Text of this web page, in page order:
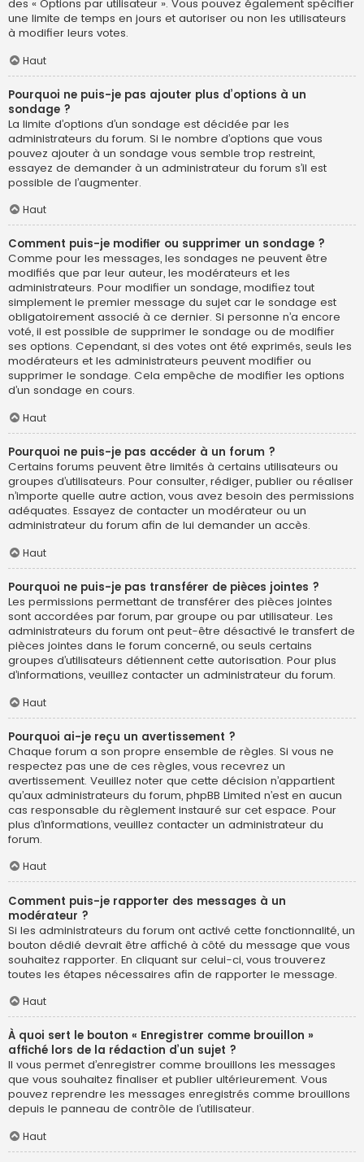
des « Options par utilisateur ». Vous pouvez également spécifier
une limite de temps en jours et autoriser ou non les utilisateurs
à modifier leurs votes.
Haut
Pourquoi ne puis-je pas ajouter plus d’options à un
sondage ?
La limite d’options d’un sondage est décidée par les
administrateurs du forum. Si le nombre d’options que vous
pouvez ajouter à un sondage vous semble trop restreint,
essayez de demander à un administrateur du forum s’il est
possible de l’augmenter.
Haut
Comment puis-je modifier ou supprimer un sondage ?
Comme pour les messages, les sondages ne peuvent être
modifiés que par leur auteur, les modérateurs et les
administrateurs. Pour modifier un sondage, modifiez tout
simplement le premier message du sujet car le sondage est
obligatoirement associé à ce dernier. Si personne n’a encore
voté, il est possible de supprimer le sondage ou de modifier
ses options. Cependant, si des votes ont été exprimés, seuls les
modérateurs et les administrateurs peuvent modifier ou
supprimer le sondage. Cela empêche de modifier les options
d’un sondage en cours.
Haut
Pourquoi ne puis-je pas accéder à un forum ?
Certains forums peuvent être limités à certains utilisateurs ou
groupes d’utilisateurs. Pour consulter, rédiger, publier ou réaliser
n’importe quelle autre action, vous avez besoin des permissions
adéquates. Essayez de contacter un modérateur ou un
administrateur du forum afin de lui demander un accès.
Haut
Pourquoi ne puis-je pas transférer de pièces jointes ?
Les permissions permettant de transférer des pièces jointes
sont accordées par forum, par groupe ou par utilisateur. Les
administrateurs du forum ont peut-être désactivé le transfert de
pièces jointes dans le forum concerné, ou seuls certains
groupes d’utilisateurs détiennent cette autorisation. Pour plus
d’informations, veuillez contacter un administrateur du forum.
Haut
Pourquoi ai-je reçu un avertissement ?
Chaque forum a son propre ensemble de règles. Si vous ne
respectez pas une de ces règles, vous recevrez un
avertissement. Veuillez noter que cette décision n’appartient
qu’aux administrateurs du forum, phpBB Limited n’est en aucun
cas responsable du règlement instauré sur cet espace. Pour
plus d’informations, veuillez contacter un administrateur du
forum.
Haut
Comment puis-je rapporter des messages à un
modérateur ?
Si les administrateurs du forum ont activé cette fonctionnalité, un
bouton dédié devrait être affiché à côté du message que vous
souhaitez rapporter. En cliquant sur celui-ci, vous trouverez
toutes les étapes nécessaires afin de rapporter le message.
Haut
À quoi sert le bouton « Enregistrer comme brouillon »
affiché lors de la rédaction d’un sujet ?
Il vous permet d’enregistrer comme brouillons les messages
que vous souhaitez finaliser et publier ultérieurement. Vous
pouvez reprendre les messages enregistrés comme brouillons
depuis le panneau de contrôle de l’utilisateur.
Haut